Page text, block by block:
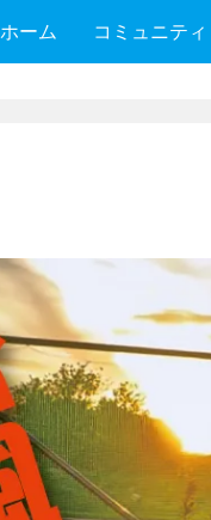
ホーム コミュニティ